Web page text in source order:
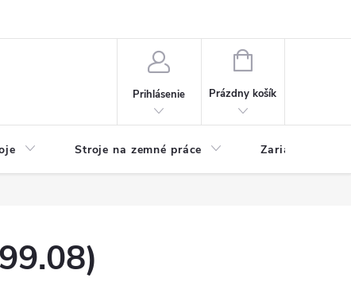
Prihlásenie
NÁKUPNÝ
Prázdny košík
Stroje na zemné práce Zariadenia na